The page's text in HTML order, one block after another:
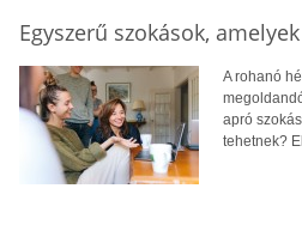
Egyszerű szokások,
A rohanó
apró
tehetnek?